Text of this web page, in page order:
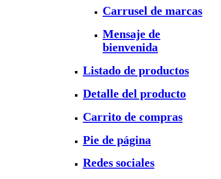
Carrusel de marcas
Mensaje de
bienvenida
Listado de productos
Detalle del producto
Carrito de compras
Pie de página
Redes sociales